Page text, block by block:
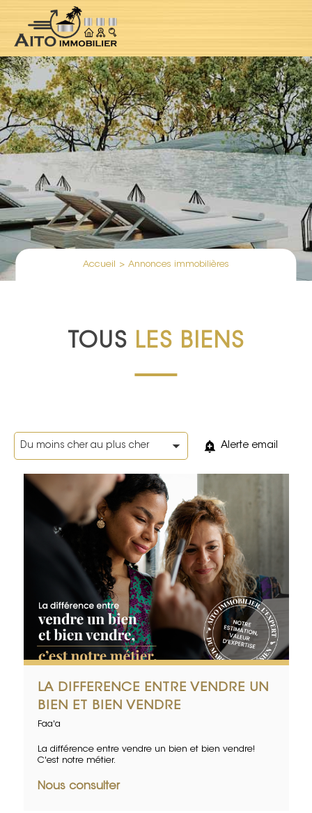
Accueil > Annonces immobilières
TOUS LES BIENS
Alerte email
LA DIFFERENCE ENTRE VENDRE UN
BIEN ET BIEN VENDRE
Faa'a
La différence entre vendre un bien et bien vendre!
C'est notre métier.
Nous consulter